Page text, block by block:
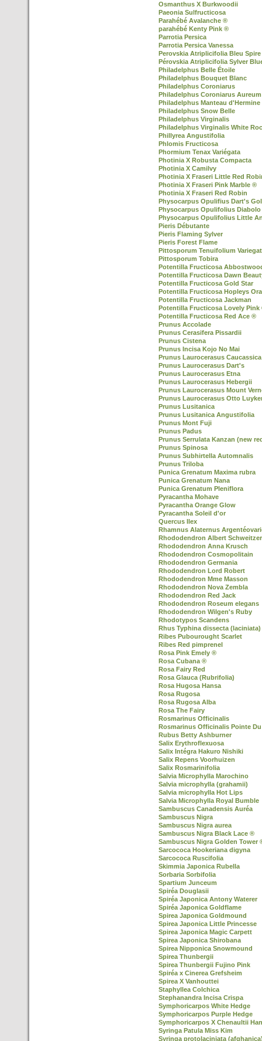
Osmanthus X Burkwoodii
Paeonia Sulfructicosa
Parahébé Avalanche ®
parahébé Kenty Pink ®
Parrotia Persica
Parrotia Persica Vanessa
Perovskia Atriplicifolia Bleu Spire
Pérovskia Atriplicifolia Sylver
Philadelphus Belle Étoile
Philadelphus Bouquet Blanc
Philadelphus Coroniarus
Philadelphus Coroniarus Aureum
Philadelphus Manteau d'Hermine
Philadelphus Snow Belle
Philadelphus Virginalis
Philadelphus Virginalis White
Phillyrea Angustifolia
Phlomis Fructicosa
Phormium Tenax Variégata
Photinia X Robusta Compacta
Photinia X Camilvy
Photinia X Fraseri Little Red
Photinia X Fraseri Pink Marble ®
Photinia X Fraseri Red Robin
Physocarpus Opulifius Dart's
Physocarpus Opulifolius Diabolo
Physocarpus Opulifolius Little
Pieris Débutante
Pieris Flaming Sylver
Pieris Forest Flame
Pittosporum Tenuifolium
Pittosporum Tobira
Potentilla Fructicosa
Potentilla Fructicosa Dawn
Potentilla Fructicosa Gold Star
Potentilla Fructicosa Hopleys
Potentilla Fructicosa Jackman
Potentilla Fructicosa Lovely Pink
Potentilla Fructicosa Red Ace ®
Prunus Accolade
Prunus Cerasifera Pissardii
Prunus Cistena
Prunus Incisa Kojo No Mai
Prunus Laurocerasus Caucassica
Prunus Laurocerasus Dart's
Prunus Laurocerasus Etna
Prunus Laurocerasus Hebergii
Prunus Laurocerasus Mount
Prunus Laurocerasus Otto
Prunus Lusitanica
Prunus Lusitanica Angustifolia
Prunus Mont Fuji
Prunus Padus
Prunus Serrulata Kanzan (new
Prunus Spinosa
Prunus Subhirtella Automnalis
Prunus Triloba
Punica Grenatum Maxima rubra
Punica Grenatum Nana
Punica Grenatum Pleniflora
Pyracantha Mohave
Pyracantha Orange Glow
Pyracantha Soleil d'or
Quercus Ilex
Rhamnus Alaternus
Rhododendron Albert Schweitzer
Rhododendron Anna Krusch
Rhododendron Cosmopolitain
Rhododendron Germania
Rhododendron Lord Robert
Rhododendron Mme Masson
Rhododendron Nova Zembla
Rhododendron Red Jack
Rhododendron Roseum elegans
Rhododendron Wilgen's Ruby
Rhodotypos Scandens
Rhus Typhina dissecta (laciniata)
Ribes Pubourought Scarlet
Ribes Red pimprenel
Rosa Pink Emely ®
Rosa Cubana ®
Rosa Fairy Red
Rosa Glauca (Rubrifolia)
Rosa Hugosa Hansa
Rosa Rugosa
Rosa Rugosa Alba
Rosa The Fairy
Rosmarinus Officinalis
Rosmarinus Officinalis Pointe Du
Rubus Betty Ashburner
Salix Erythroflexuosa
Salix Intégra Hakuro Nishiki
Salix Repens Voorhuizen
Salix Rosmarinifolia
Salvia Microphylla Marochino
Salvia microphylla (grahamii)
Salvia microphylla Hot Lips
Salvia Microphylla Royal Bumble
Sambuscus Canadensis Auréa
Sambuscus Nigra
Sambuscus Nigra aurea
Sambuscus Nigra Black Lace ®
Sambuscus Nigra Golden Tower
Sarcococa Hookeriana digyna
Sarcococa Ruscifolia
Skimmia Japonica Rubella
Sorbaria Sorbifolia
Spartium Junceum
Spiréa Douglasii
Spiréa Japonica Antony Waterer
Spiréa Japonica Goldflame
Spirea Japonica Goldmound
Spirea Japonica Little Princesse
Spirea Japonica Magic Carpett
Spirea Japonica Shirobana
Spirea Nipponica Snowmound
Spirea Thunbergii
Spirea Thunbergii Fujino Pink
Spiréa x Cinerea Grefsheim
Spirea X Vanhouttei
Staphyllea Colchica
Stephanandra Incisa Crispa
Symphoricarpos White Hedge
Symphoricarpos Purple Hedge
Symphoricarpos X Chenaultii
Syringa Patula Miss Kim
Syringa protolaciniata